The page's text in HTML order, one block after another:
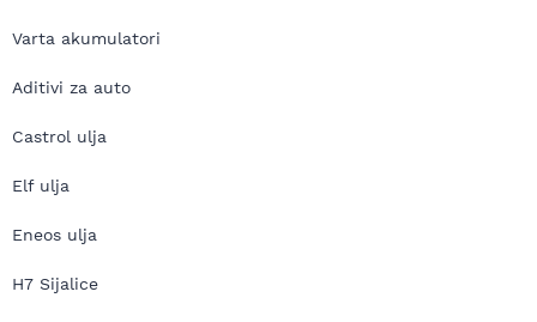
Varta akumulatori
Aditivi za auto
Castrol ulja
Elf ulja
Eneos ulja
H7 Sijalice